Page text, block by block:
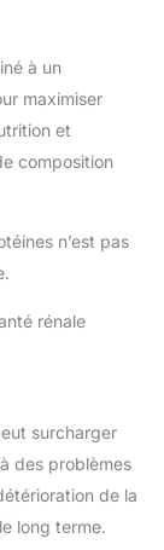
à un
maximiser
et
composition
n’est pas
rénale
surcharger
des problèmes
de la
long terme.